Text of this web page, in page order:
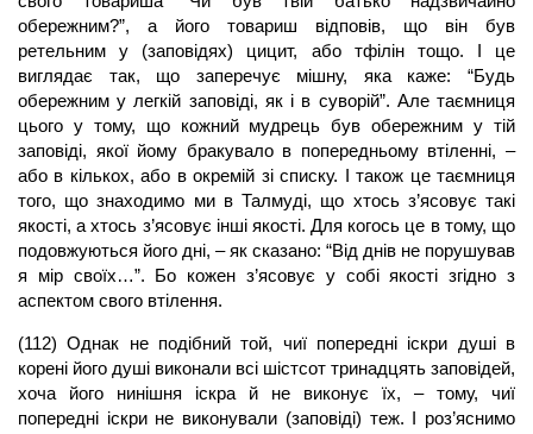
обережним?”, а його товариш відповів, що він був
ретельним у (заповідях) цицит, або тфілін тощо. І це
виглядає так, що заперечує мішну, яка каже: “Будь
обережним у легкій заповіді, як і в суворій”. Але таємниця
цього у тому, що кожний мудрець був обережним у тій
заповіді, якої йому бракувало в попередньому втіленні, –
або в кількох, або в окремій зі списку. І також це таємниця
того, що знаходимо ми в Талмуді, що хтось з’ясовує такі
якості, а хтось з’ясовує інші якості. Для когось це в тому, що
подовжуються його дні, – як сказано: “Від днів не порушував
я мір своїх…”. Бо кожен з’ясовує у собі якості згідно з
аспектом свого втілення.
(112) Однак не подібний той, чиї попередні іскри душі в
корені його душі виконали всі шістсот тринадцять заповідей,
хоча його нинішня іскра й не виконує їх, – тому, чиї
попередні іскри не виконували (заповіді) теж. І роз’яснимо